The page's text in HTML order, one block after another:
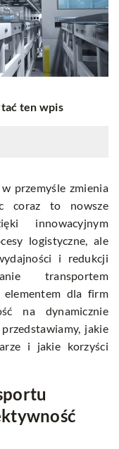
ten wpis
przemyśle zmienia
coraz to nowsze
innowacyjnym
logistyczne, ale
i redukcji
transportem
elementem dla firm
na dynamicznie
jakie
i jakie korzyści